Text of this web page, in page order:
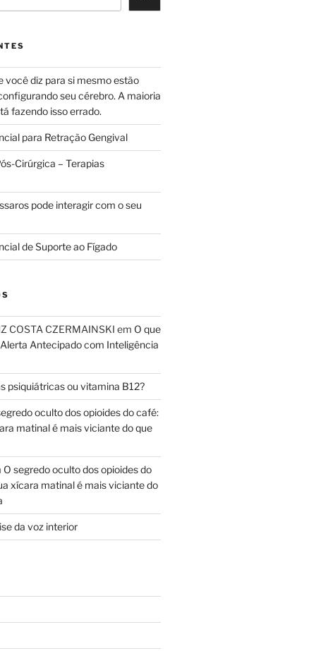
você diz para si mesmo estão
seu cérebro. A maioria
fazendo isso errado.
para Retração Gengival
Cirúrgica – Terapias
pode interagir com o seu
de Suporte ao Fígado
COSTA CZERMAINSKI em O que
Antecipado com Inteligência
psiquiátricas ou vitamina B12?
oculto dos opioides do café:
matinal é mais viciante do que
O segredo oculto dos opioides do
xícara matinal é mais viciante do
da voz interior